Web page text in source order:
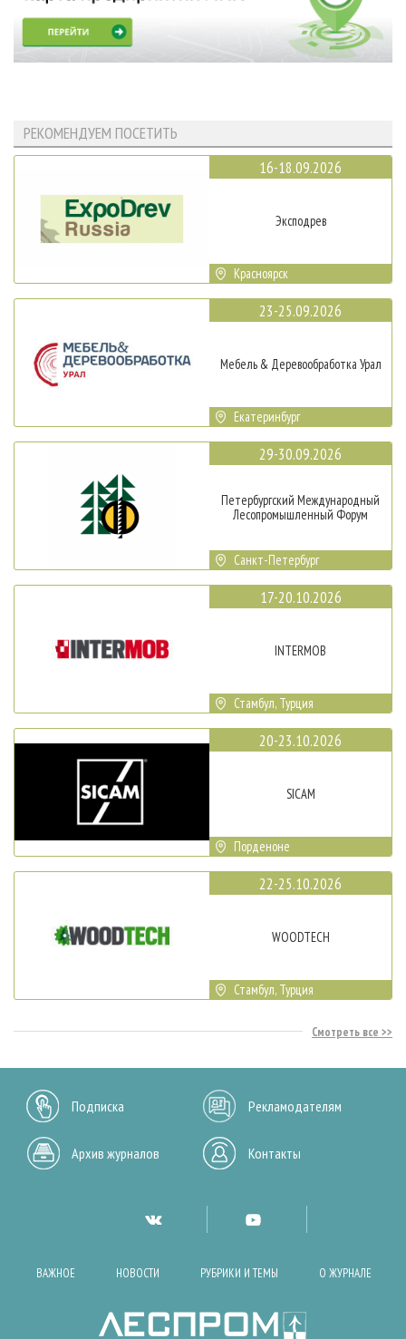
РЕКОМЕНДУЕМ ПОСЕТИТЬ
16-18.09.2026
Эксподрев
Красноярск
23-25.09.2026
Мебель & Деревообработка Урал
Екатеринбург
29-30.09.2026
Петербургский Международный
Лесопромышленный Форум
Санкт-Петербург
17-20.10.2026
INTERMOB
Стамбул, Турция
20-23.10.2026
SICAM
Порденоне
22-25.10.2026
WOODTECH
Стамбул, Турция
Смотреть все
Подписка Рекламодателям
Архив журналов Контакты
ВАЖНОЕ НОВОСТИ РУБРИКИ И ТЕМЫ О ЖУРНАЛЕ